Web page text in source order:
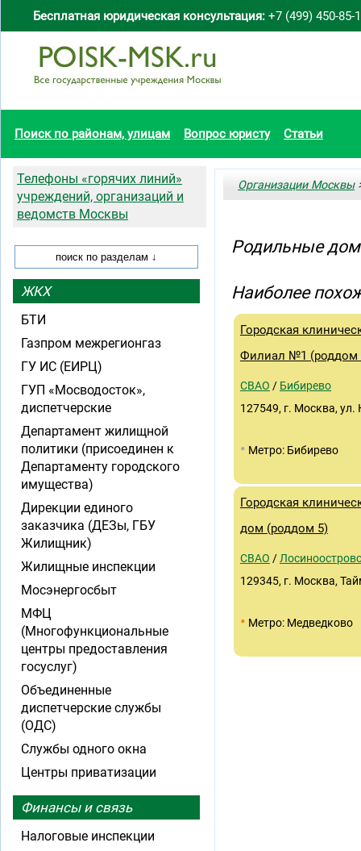
Бесплатная юридическая консультация: +7 (499) 450-85-
Поиск по районам, улицам Вопрос юристу Статьи
Организации Москвы
Родильные
Наиболее
Городская
Филиал №1 (роддом
СВАО / Бибирево
127549, г. Москва, ул.
• Метро: Бибирево
Городская
дом (роддом 5)
СВАО /
129345, г. Москва,
• Метро: Медведково
Телефоны «горячих линий»
учреждений, организаций и
ведомств Москвы
ЖКХ
БТИ
Газпром межрегионгаз
ГУ ИС (ЕИРЦ)
ГУП «Мосводосток»,
диспетчерские
Департамент жилищной
политики (присоединен к
Департаменту городского
имущества)
Дирекции единого
заказчика (ДЕЗы, ГБУ
Жилищник)
Жилищные инспекции
Мосэнергосбыт
МФЦ
(Многофункциональные
центры предоставления
госуслуг)
Объединенные
диспетчерские службы
(ОДС)
Службы одного окна
Центры приватизации
Финансы и связь
Налоговые инспекции